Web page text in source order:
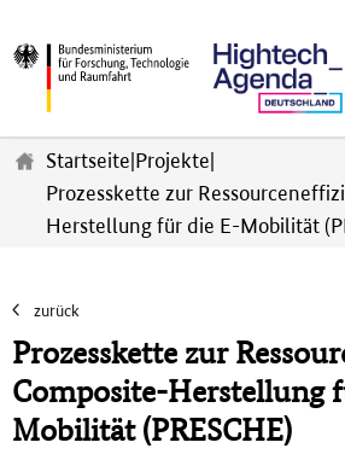
Startseite Projekte
Prozesskette zur
Herstellung für die E-Mobilität
zurück
Prozesskette zur
Composite-Herstellung
Mobilität (PRESCHE)